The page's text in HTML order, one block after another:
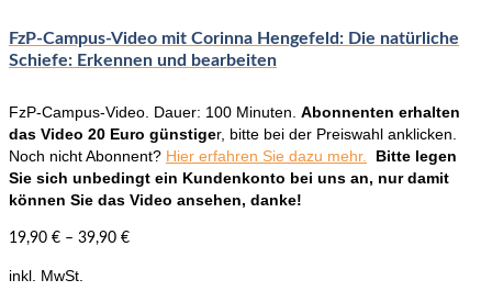
der
Produktseite
FzP-Campus-Video mit Corinna Hengefeld: Die natürliche
Schiefe: Erkennen und bearbeiten
FzP-Campus-Video. Dauer: 100 Minuten. Abonnenten erhalten
das Video 20 Euro günstiger, bitte bei der Preiswahl anklicken.
Noch nicht Abonnent? Hier erfahren Sie dazu mehr.
Bitte legen
Sie sich unbedingt ein Kundenkonto bei uns an, nur damit
können Sie das Video ansehen, danke!
19,90 € – 39,90 €
inkl. MwSt.